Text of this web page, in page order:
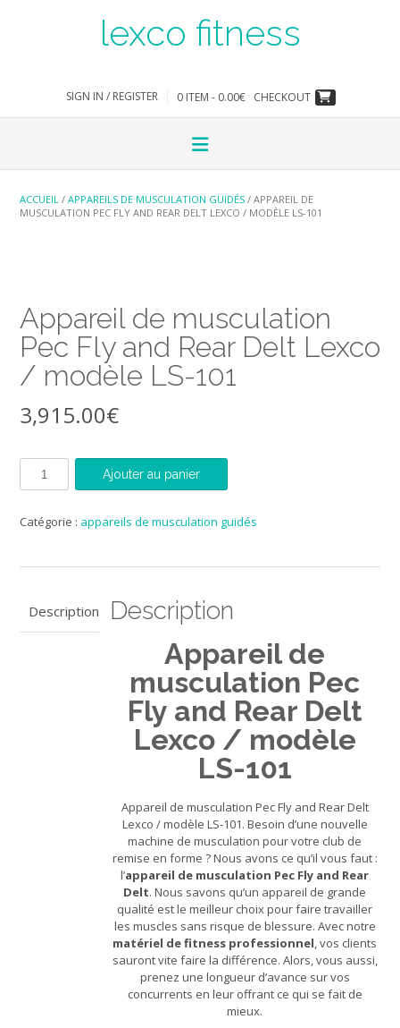
lexco fitness
SIGN IN / REGISTER 0 ITEM - 0.00€ CHECKOUT
ACCUEIL / APPAREILS DE MUSCULATION GUIDÉS / APPAREIL DE
MUSCULATION PEC FLY AND REAR DELT LEXCO / MODÈLE LS-101
Appareil de musculation
Pec Fly and Rear Delt Lexco
/ modèle LS-101
3,915.00€
quantité
de
musculation
Fly
Delt
Lexco
Ajouter au panier
Catégorie : appareils de musculation guidés
Description Description
Appareil de
musculation Pec
Fly and Rear Delt
Lexco / modèle
LS-101
Appareil de musculation Pec Fly and Rear Delt
Lexco / modèle LS-101. Besoin d’une nouvelle
machine de musculation pour votre club de
remise en forme ? Nous avons ce qu’il vous faut :
l’appareil de musculation Pec Fly and Rear
Delt. Nous savons qu’un appareil de grande
qualité est le meilleur choix pour faire travailler
les muscles sans risque de blessure. Avec notre
matériel de fitness professionnel, vos clients
sauront vite faire la différence. Alors, vous aussi,
prenez une longueur d’avance sur vos
concurrents en leur offrant ce qui se fait de
mieux.